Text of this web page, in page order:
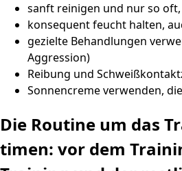
sanft reinigen und nur so
konsequent feucht halten,
gezielte Behandlungen
Aggression)
Reibung und
Sonnencreme verwenden,
Die Routine um das
timen: vor dem